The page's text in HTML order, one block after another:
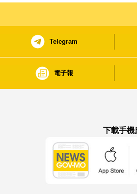
Telegram
電子報
下載手機